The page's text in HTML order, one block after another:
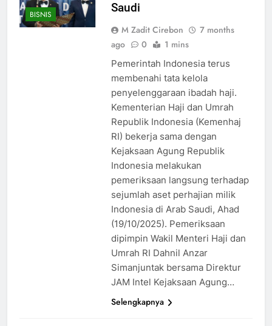
BISNIS
Saudi
M Zadit Cirebon
7 months
ago
0 1 mins
Pemerintah Indonesia terus
membenahi tata kelola
penyelenggaraan ibadah haji.
Kementerian Haji dan Umrah
Republik Indonesia (Kemenhaj
RI) bekerja sama dengan
Kejaksaan Agung Republik
Indonesia melakukan
pemeriksaan langsung terhadap
sejumlah aset perhajian milik
Indonesia di Arab Saudi, Ahad
(19/10/2025). Pemeriksaan
dipimpin Wakil Menteri Haji dan
Umrah RI Dahnil Anzar
Simanjuntak bersama Direktur
JAM Intel Kejaksaan Agung…
Selengkapnya